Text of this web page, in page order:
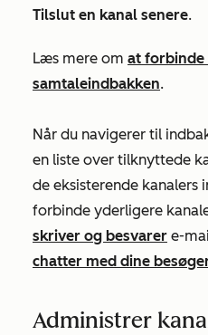
Tilslut en kanal senere.
Læs mere om at
samtaleindbakken.
Når du navigerer til
en liste over tilknyttede
de eksisterende kanalers
forbinde yderligere
skriver og besvarer e-
chatter med dine
Administrer